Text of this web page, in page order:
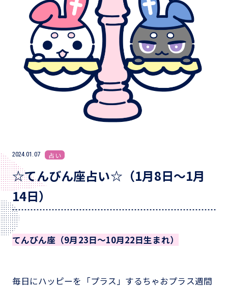
2024.01.07 占い
☆てんびん座占い☆（1月8日～1月
14日）
てんびん座（9月23日～10月22日生まれ）
毎日にハッピーを「プラス」するちゃおプラス週間